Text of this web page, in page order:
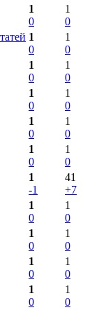
1
0
1
0
1
0
1
0
1
0
1
0
1
0
1
0
1
0
1
0
1
0
1
0
1
-1
41
+7
1
0
1
0
1
0
1
0
1
0
1
0
1
0
1
0